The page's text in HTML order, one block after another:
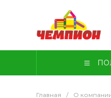
Главная / О